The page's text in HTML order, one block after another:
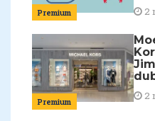
Premium 2
Premium 2